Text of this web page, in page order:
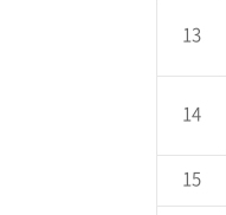
13
14
15